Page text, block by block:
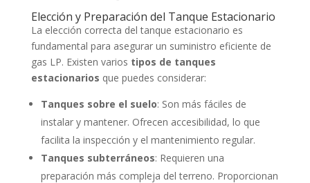
Elección y Preparación del Tanque Estacionario
La elección correcta del tanque estacionario es
fundamental para asegurar un suministro eficiente de
gas LP. Existen varios tipos de tanques
estacionarios que puedes considerar:
Tanques sobre el suelo: Son más fáciles de
instalar y mantener. Ofrecen accesibilidad, lo que
facilita la inspección y el mantenimiento regular.
Tanques subterráneos: Requieren una
preparación más compleja del terreno. Proporcionan